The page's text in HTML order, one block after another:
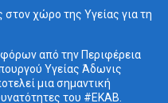
στον χώρο της Υγείας για τη
από την Περιφέρεια
Υγείας Άδωνις
μια σημαντική
του #ΕΚΑΒ.